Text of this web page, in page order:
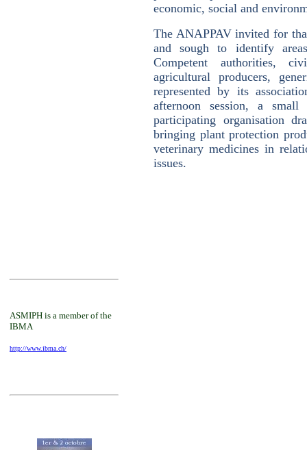
ASMIPH is a member of the
IBMA
http://www.ibma.ch/
economic, social and
The ANAPPAV invited for
and sough to identify
Competent authorities,
agricultural producers,
represented by its
afternoon session, a small
participating organisation
bringing plant protection
veterinary medicines in
issues.